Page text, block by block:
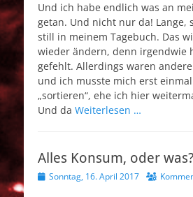
Und ich habe endlich was an
getan. Und nicht nur da! Lange,
still in meinem Tagebuch. Das
wieder ändern, denn irgendwie
gefehlt. Allerdings waren
und ich musste mich erst
„sortieren“, ehe ich hier
Und da Weiterlesen …
Alles Konsum, oder was?
Veröffentlicht
Sonntag, 16. April 2017